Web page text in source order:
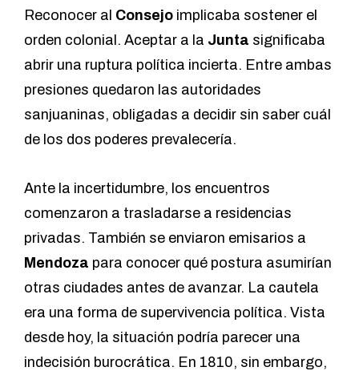
Reconocer al Consejo implicaba sostener el
orden colonial. Aceptar a la Junta significaba
abrir una ruptura política incierta. Entre ambas
presiones quedaron las autoridades
sanjuaninas, obligadas a decidir sin saber cuál
de los dos poderes prevalecería.
Ante la incertidumbre, los encuentros
comenzaron a trasladarse a residencias
privadas. También se enviaron emisarios a
Mendoza para conocer qué postura asumirían
otras ciudades antes de avanzar. La cautela
era una forma de supervivencia política. Vista
desde hoy, la situación podría parecer una
indecisión burocrática. En 1810, sin embargo,